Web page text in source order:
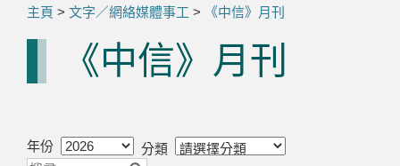
主頁 > 文字／網絡媒體事工 > 《中信》月刊
《中信》月刊
年份 分類